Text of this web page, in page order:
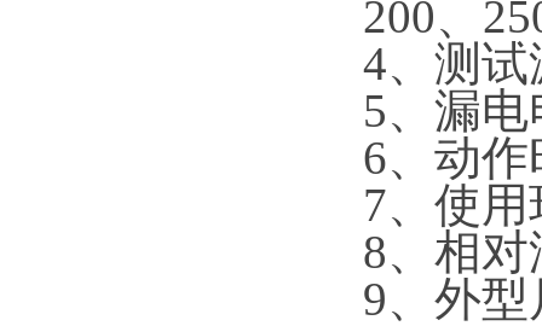
200、
4、测试
5、漏
6、动
7、使
8、相对
9、外型